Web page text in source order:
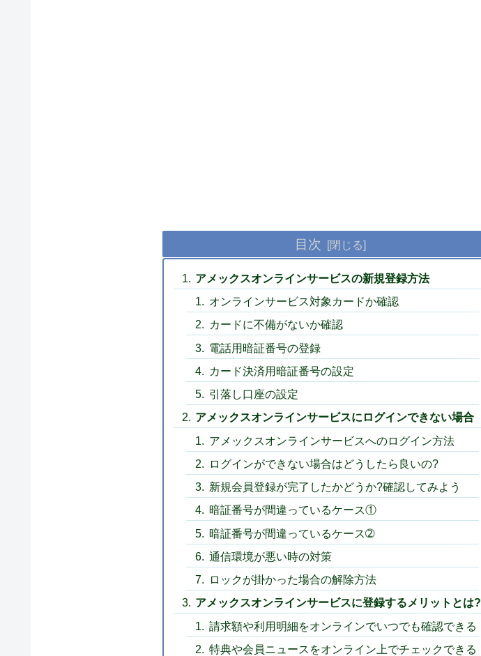
目次
アメックスオンラインサービスの新規登録方法
オンラインサービス対象カードか確認
カードに不備がないか確認
電話用暗証番号の登録
カード決済用暗証番号の設定
引落し口座の設定
アメックスオンラインサービスにログインできない場合
アメックスオンラインサービスへのログイン方法
ログインができない場合はどうしたら良いの?
新規会員登録が完了したかどうか?確認してみよう
暗証番号が間違っているケース①
暗証番号が間違っているケース➁
通信環境が悪い時の対策
ロックが掛かった場合の解除方法
アメックスオンラインサービスに登録するメリットとは?
請求額や利用明細をオンラインでいつでも確認できる
特典や会員ニュースをオンライン上でチェックできる